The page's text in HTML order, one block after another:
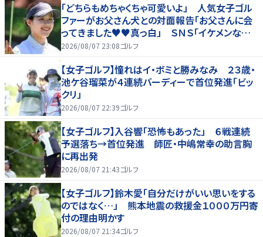
「どちらもめちゃくちゃ可愛いよ」 人気女子ゴル
ファーがお父さん犬との対面報告「お父さんに会
ってきました♥♥真っ白」 ＳＮＳ「イケメンなお
父さん」「白戸家入りするんですか？」
2026/08/07 23:08ゴルフ
【女子ゴルフ】憧れはイ・ボミと勝みなみ ２３歳・
池ケ谷瑠菜が４連続バーディーで首位発進「ビッ
クリ」
2026/08/07 22:39ゴルフ
【女子ゴルフ】入谷響「恐怖もあった」 ６戦連続
予選落ち→首位発進 師匠・中嶋常幸の助言胸
に再出発
2026/08/07 21:43ゴルフ
【女子ゴルフ】鈴木愛「自分だけがいい思いをする
のではなく…」 熊本地震の救援金１０００万円寄
付の理由明かす
2026/08/07 21:34ゴルフ